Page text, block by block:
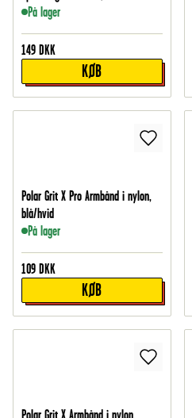
På lager
149 DKK
KØB
Polar Grit X Pro Armbånd i nylon,
blå/hvid
På lager
109 DKK
KØB